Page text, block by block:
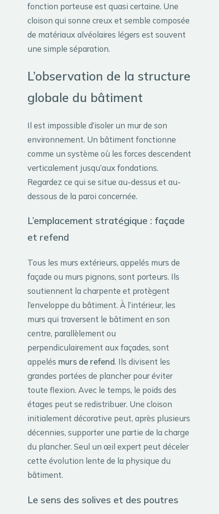
fonction porteuse est quasi certaine. Une
cloison qui sonne creux et semble composée
de matériaux alvéolaires légers est souvent
une simple séparation.
L’observation de la structure
globale du bâtiment
Il est impossible d’isoler un mur de son
environnement. Un bâtiment fonctionne
comme un système où les forces descendent
verticalement jusqu’aux fondations.
Regardez ce qui se situe au-dessus et au-
dessous de la paroi concernée.
L’emplacement stratégique : façade
et refend
Tous les murs extérieurs, appelés murs de
façade ou murs pignons, sont porteurs. Ils
soutiennent la charpente et protègent
l’enveloppe du bâtiment. À l’intérieur, les
murs qui traversent le bâtiment en son
centre, parallèlement ou
perpendiculairement aux façades, sont
appelés murs de refend. Ils divisent les
grandes portées de plancher pour éviter
toute flexion. Avec le temps, le poids des
étages peut se redistribuer. Une cloison
initialement décorative peut, après plusieurs
décennies, supporter une partie de la charge
du plancher. Seul un œil expert peut déceler
cette évolution lente de la physique du
bâtiment.
Le sens des solives et des poutres